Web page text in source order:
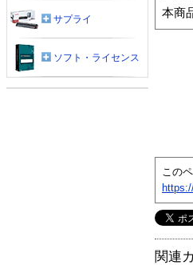
本商
この
関連
サプライ
ソフト・ライセンス